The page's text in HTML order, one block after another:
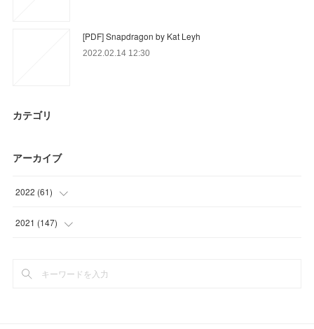
[PDF] Snapdragon by Kat Leyh
2022.02.14 12:30
カテゴリ
アーカイブ
2022 (61)
(15
2021 (147)
(